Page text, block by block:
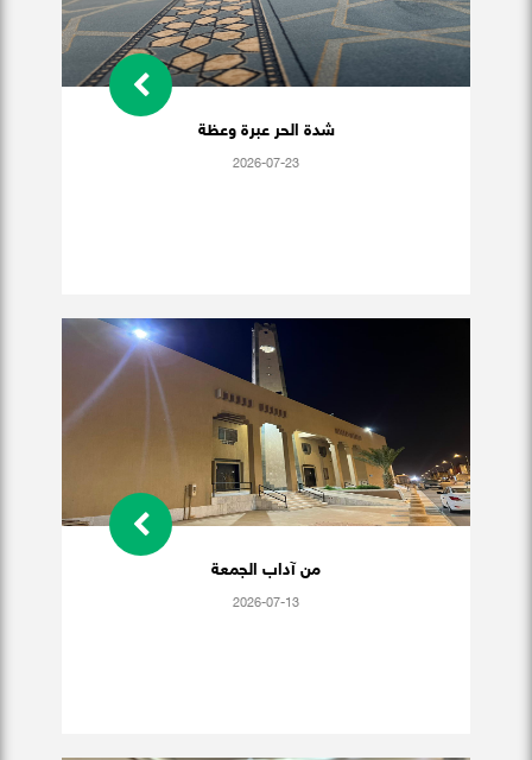
شدة الحر عبرة وعظة
2026-07-23
من آداب الجمعة
2026-07-13